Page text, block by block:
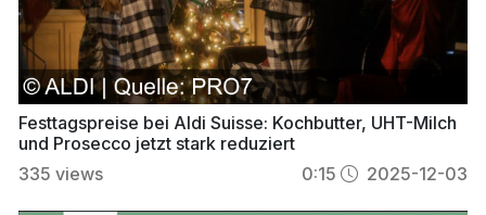
Festtagspreise bei Aldi Suisse: Kochbutter, UHT-Milch
und Prosecco jetzt stark reduziert
335 views 0:15 2025-12-03